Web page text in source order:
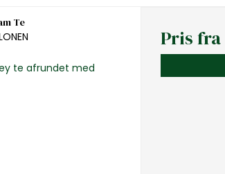
Te
te afrundet med
Pris fra